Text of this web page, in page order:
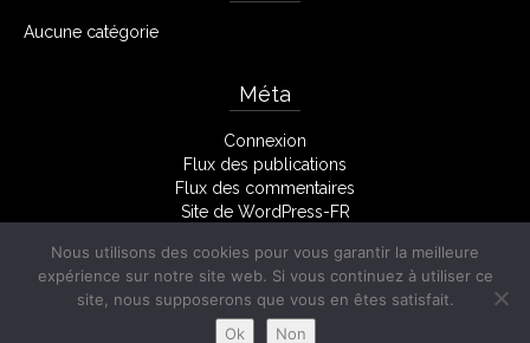
Aucune catégorie
Méta
Connexion
Flux des publications
Flux des commentaires
Site de WordPress-FR
Facebook Mentions Légales
Nous utilisons des cookies pour vous garantir la meilleure
expérience sur notre site web. Si vous continuez à utiliser ce
site, nous supposerons que vous en êtes satisfait.
Ok
Non